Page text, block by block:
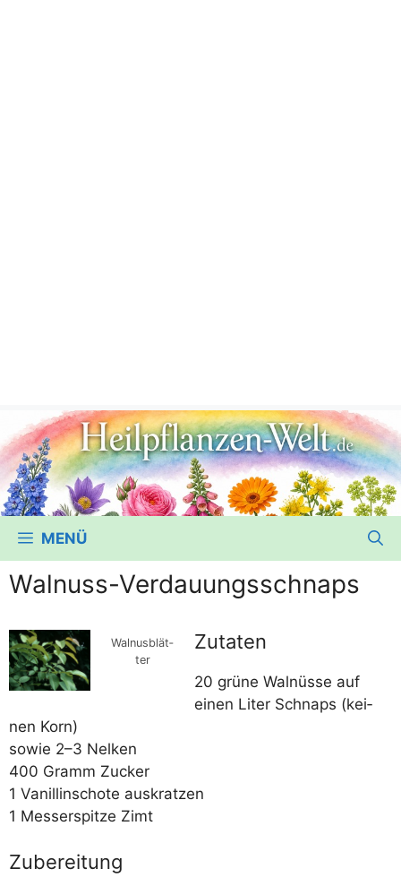
MENÜ
Walnuss-Verdauungsschnaps
Wal­nus­blät­
ter
Zutaten
20 grü­ne Wal­nüs­se auf
einen Liter Schnaps (kei­
nen Korn)
sowie 2–3 Nelken
400 Gramm Zucker
1 Vanil­lin­scho­te auskratzen
1 Mes­ser­spit­ze Zimt
Zubereitung